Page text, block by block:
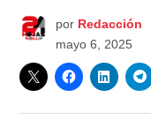
por Redacción
mayo 6, 2025